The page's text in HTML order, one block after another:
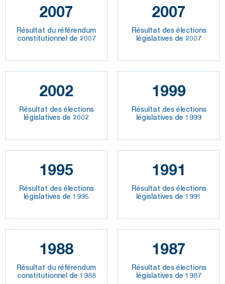
2007
Résultat du référendum
constitutionnel de 2007
2007
Résultat des élections
législatives de 2007
2002
Résultat des élections
législatives de 2002
1999
Résultat des élections
législatives de 1999
1995
Résultat des élections
législatives de 1995
1991
Résultat des élections
législatives de 1991
1988
Résultat du référendum
constitutionnel de 1988
1987
Résultat des élections
législatives de 1987